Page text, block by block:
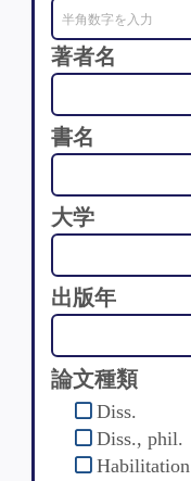
著者名
書名
大学
出版年
論文種類
Diss.
Diss., phil.
Habilitation